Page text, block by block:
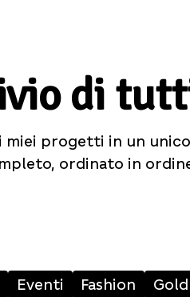
di
progetti in un
ordinato in
Eventi Fashion Gold